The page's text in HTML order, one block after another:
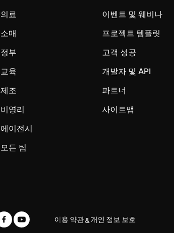
의료
소매
정부
교육
제조
비영리
에이전시
모든 팀
이벤트 및 웨비나
프로젝트 템플릿
고객 성공
개발자 및 API
파트너
사이트맵
이용 약관& 개인 정보 보호